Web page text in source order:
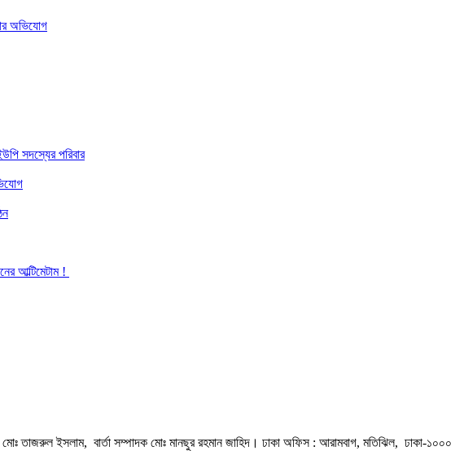
অভিযোগ
সদস্যের পরিবার
আল্টিমেটাম !
তাজরুল‌‌ ইসলাম, বার্তা সম্পাদক মোঃ মানছুর রহমান জাহিদ। ঢাকা অফিস : আরামবাগ, মতিঝিল, ঢাকা-১০০০।